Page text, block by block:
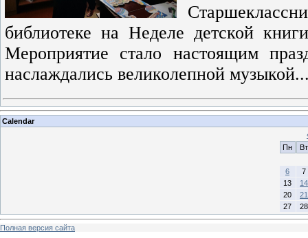
библиотеке на Неделе детской
Мероприятие стало настоящим
наслаждались великолепной
Calendar
Пн
Вт
6
7
13
14
20
21
27
28
Полная версия сайта